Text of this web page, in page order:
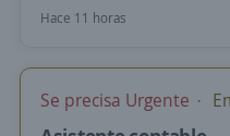
Hace 11 horas
Se precisa Urgente